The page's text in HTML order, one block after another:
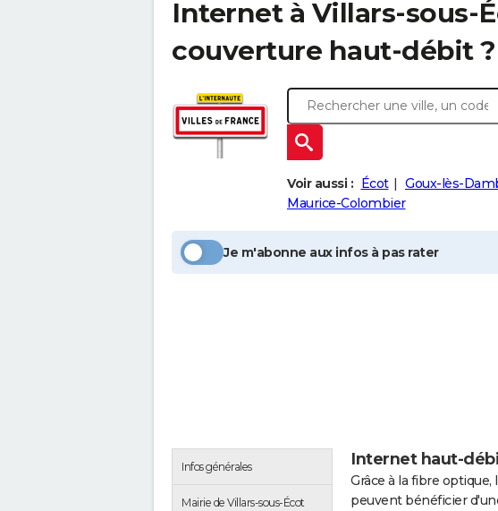
Internet à Villars-sous-
couverture haut-débit ?
Voir aussi : Écot Goux-lès-
Maurice-Colombier
Je m'abonne aux infos à pas rater
Infos générales
Mairie de Villars-sous-Écot
Internet haut-
Grâce à la fibre
peuvent bénéficier